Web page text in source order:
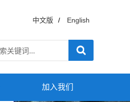
中文版 / English
加入我们